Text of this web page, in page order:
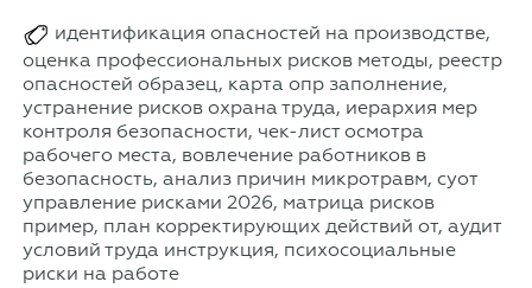
идентификация опасностей на производстве,
оценка профессиональных рисков методы, реестр
опасностей образец, карта опр заполнение,
устранение рисков охрана труда, иерархия мер
контроля безопасности, чек-лист осмотра
рабочего места, вовлечение работников в
безопасность, анализ причин микротравм, суот
управление рисками 2026, матрица рисков
пример, план корректирующих действий от, аудит
условий труда инструкция, психосоциальные
риски на работе